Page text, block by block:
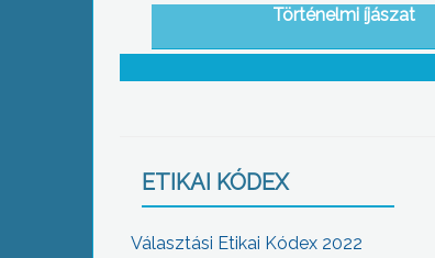
Történelmi íjászat
ETIKAI KÓDEX
Választási Etikai Kódex 2022